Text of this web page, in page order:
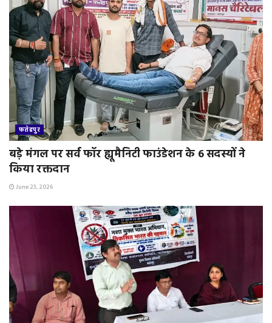
फतेहपुर
बड़े मंगल पर सर्व फॉर ह्यूमैनिटी फाउंडेशन के 6 सदस्यों ने
किया रक्तदान
June 23, 2026